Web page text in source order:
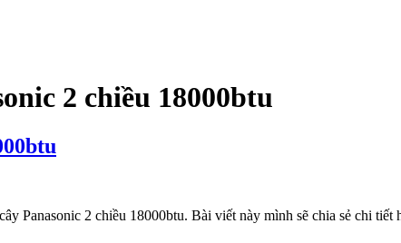
2 chiều 18000btu
Panasonic 2 chiều 18000btu. Bài viết này mình sẽ chia sẻ chi